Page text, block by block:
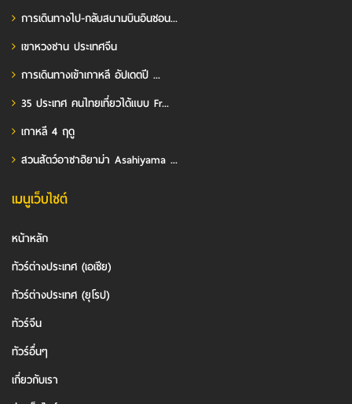
การเดินทางไป-กลับสนามบินอินชอน...
เขาหวงซาน ประเทศจีน
การเดินทางเข้าเกาหลี อัปเดตปี ...
35 ประเทศ คนไทยเที่ยวได้แบบ Fr...
เกาหลี 4 ฤดู
สวนสัตว์อาซาฮิยาม่า Asahiyama ...
เมนูเว็บไซต์
หน้าหลัก
ทัวร์ต่างประเทศ (เอเชีย)
ทัวร์ต่างประเทศ (ยุโรป)
ทัวร์จีน
ทัวร์อื่นๆ
เกี่ยวกับเรา